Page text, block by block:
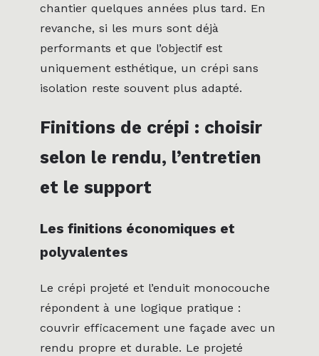
chantier quelques années plus tard. En
revanche, si les murs sont déjà
performants et que l’objectif est
uniquement esthétique, un crépi sans
isolation reste souvent plus adapté.
Finitions de crépi : choisir
selon le rendu, l’entretien
et le support
Les finitions économiques et
polyvalentes
Le crépi projeté et l’enduit monocouche
répondent à une logique pratique :
couvrir efficacement une façade avec un
rendu propre et durable. Le projeté